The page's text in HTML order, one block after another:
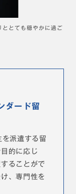
とても穏やかに過ご
ダード留
派遣する留
的に応じ
ることがで
、専門性を